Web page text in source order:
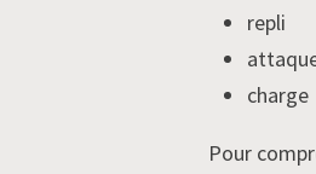
repli
charge
Pour